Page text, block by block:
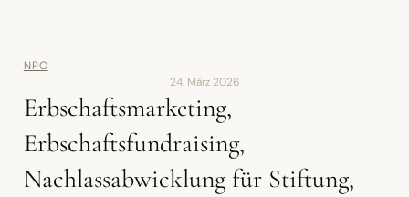
NPO
24. März 2026
Erbschaftsmarketing,
Erbschaftsfundraising,
Nachlassabwicklung für Stiftung,